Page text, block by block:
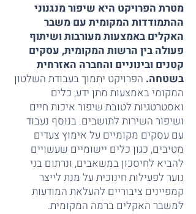
מטרת הפרויקט היא שיפור מנגנוני
ההתמודדות המקומית עם משבר
האקלים באמצעות מעורבות ושיתוף
פעולה בין הרשות המקומית, עסקים
קטנים ובינוניים והחברה האזרחית
בשטחה. הפרויקט יתמוך בעבודת השלטון
המקומי באמצעות מתן ידע, כלים
ואסטרטגיות לטובת שיפור איכות חיים
ושיפור השירות לתושבים. בנוסף נעבוד
עם עסקים מקומיים על אימוץ צעדים
מטיבים, כגון כלים יישומיים שעשויים
להביא לחיסכון במשאבים, ונרתום בני
נוער לפעילות חינוכית על מנת לייצר
קמפיינים ציבוריים להעלאת המודעות
למשבר האקלים ברמה המקומית.